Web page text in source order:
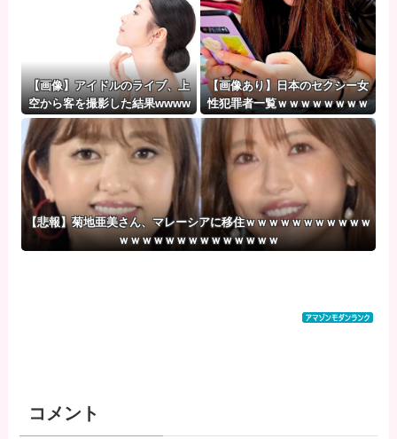
【画像】アイドルのライブ、上
空から客を撮影した結果wwww
www
【画像あり】日本のセクシー女
性犯罪者一覧ｗｗｗｗｗｗｗｗ
ｗ
【悲報】菊地亜美さん、マレーシアに移住ｗｗｗｗｗｗｗｗｗｗｗ
ｗｗｗｗｗｗｗｗｗｗｗｗｗｗ
コメント